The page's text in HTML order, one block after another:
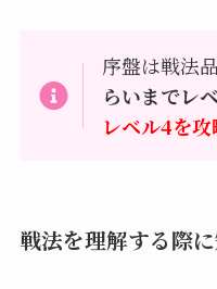
序盤は戦法
らいまでレ
レベル4を
戦法を理解する際